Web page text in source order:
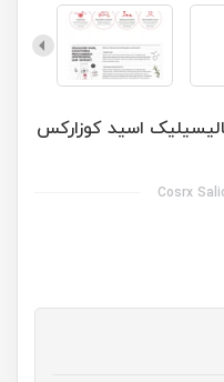
اسید کوزارکس
Cosrx